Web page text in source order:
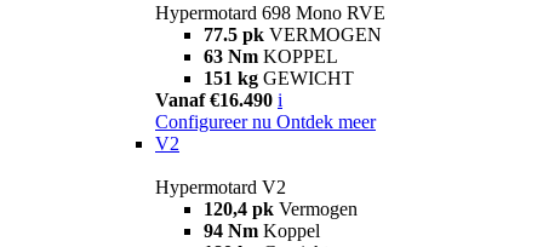
Hypermotard 698 Mono RVE
77.5 pk VERMOGEN
63 Nm KOPPEL
151 kg GEWICHT
Vanaf €16.490 i
Configureer nu Ontdek meer
V2
Hypermotard V2
120,4 pk Vermogen
94 Nm Koppel